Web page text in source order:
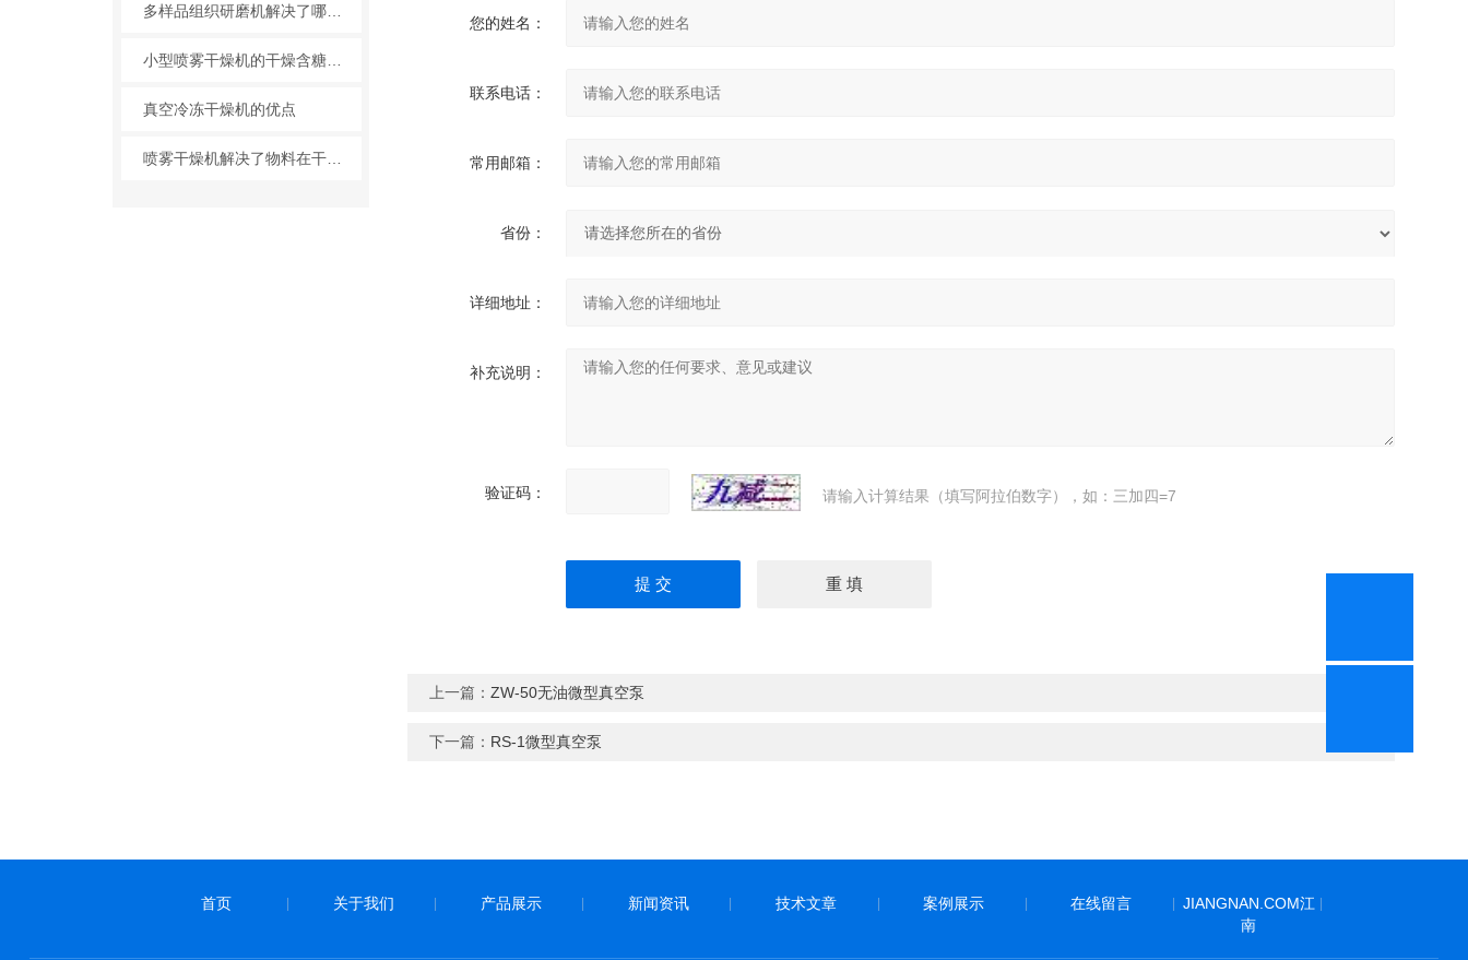
多样品组织研磨机解决了哪些问题？
小型喷雾干燥机的干燥含糖物料的对策合理配置
真空冷冻干燥机的优点
喷雾干燥机解决了物料在干燥中出现的情况介绍
您的姓名：
联系电话：
常用邮箱：
省份：
详细地址：
补充说明：
验证码： 请输入计算结果（填写阿拉伯数字），如：三加四=7
上一篇：ZW-50无油微型真空泵
下一篇： RS-1微型真空泵
首页 关于我们 产品展示 新闻资讯 技术文章 案例展示 在线留言
JIANGNAN.COM江
南